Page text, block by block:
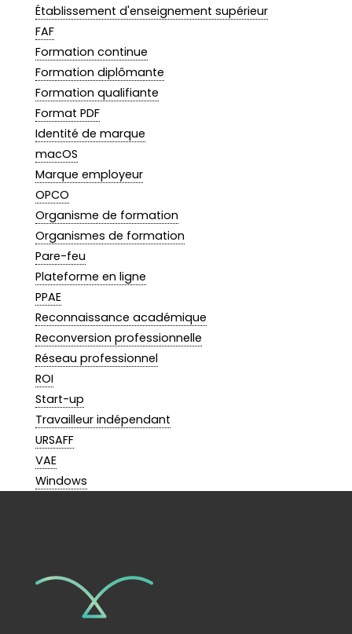
Établissement d'enseignement supérieur
FAF
Formation continue
Formation diplômante
Formation qualifiante
Format PDF
Identité de marque
macOS
Marque employeur
OPCO
Organisme de formation
Organismes de formation
Pare-feu
Plateforme en ligne
PPAE
Reconnaissance académique
Reconversion professionnelle
Réseau professionnel
ROI
Start-up
Travailleur indépendant
URSAFF
VAE
Windows